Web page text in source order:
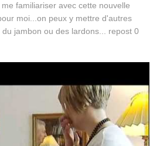
familiariser avec cette nouvelle
moi...on peux y mettre d'autres
jambon ou des lardons... repost 0